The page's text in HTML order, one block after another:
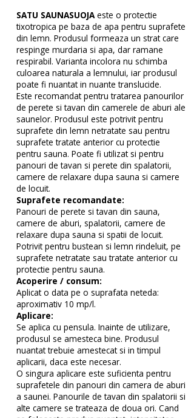
SATU SAUNASUOJAeste o protectie
tixotropica pe baza de apa pentru suprafete
din lemn. Produsul formeaza un strat care
respinge murdaria si apa, dar ramane
respirabil. Varianta incolora nu schimba
culoarea naturala a lemnului, iar produsul
poate fi nuantat in nuante translucide.
Este recomandat pentru tratarea panourilor
de perete si tavan din camerele de aburi ale
saunelor. Produsul este potrivit pentru
suprafete din lemn netratate sau pentru
suprafete tratate anterior cu protectie
pentru sauna. Poate fi utilizat si pentru
panouri de tavan si perete din spalatorii,
camere de relaxare dupa sauna si camere
de locuit.
Suprafete recomandate:
Panouri de perete si tavan din sauna,
camere de aburi, spalatorii, camere de
relaxare dupa sauna si spatii de locuit.
Potrivit pentru bustean si lemn rindeluit, pe
suprafete netratate sau tratate anterior cu
protectie pentru sauna.
Acoperire / consum:
Aplicat o data pe o suprafata neteda:
aproximativ 10 mp/l.
Aplicare:
Se aplica cu pensula. Inainte de utilizare,
produsul se amesteca bine. Produsul
nuantat trebuie amestecat si in timpul
aplicarii, daca este necesar.
O singura aplicare este suficienta pentru
suprafetele din panouri din camera de aburi
a saunei. Panourile de tavan din spalatorii si
alte camere se trateaza de doua ori. Cand